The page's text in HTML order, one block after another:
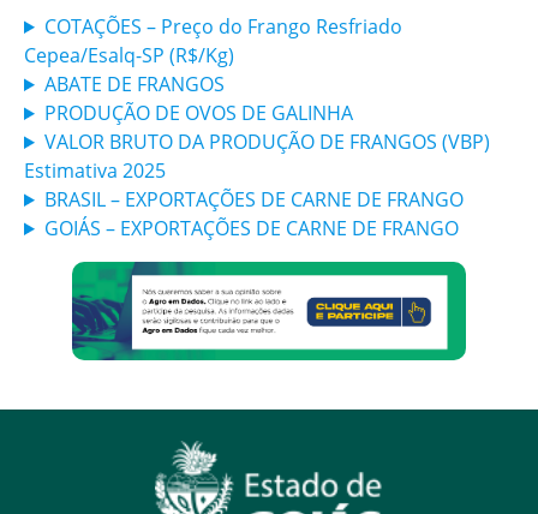
COTAÇÕES – Preço do Frango Resfriado
Cepea/Esalq-SP (R$/Kg)
ABATE DE FRANGOS
PRODUÇÃO DE OVOS DE GALINHA
VALOR BRUTO DA PRODUÇÃO DE FRANGOS (VBP)
Estimativa 2025
BRASIL – EXPORTAÇÕES DE CARNE DE FRANGO
GOIÁS – EXPORTAÇÕES DE CARNE DE FRANGO